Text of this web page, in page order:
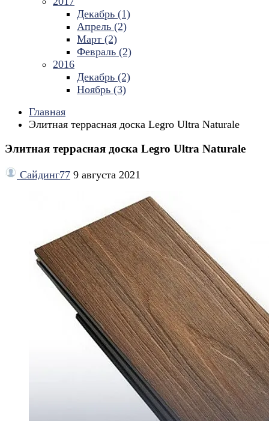
Декабрь (1)
Апрель (2)
Март (2)
Февраль (2)
2016
Декабрь (2)
Ноябрь (3)
Главная
Элитная террасная доска Legro Ultra Naturale
Элитная террасная доска Legro Ultra Naturale
Сайдинг77 9 августа 2021